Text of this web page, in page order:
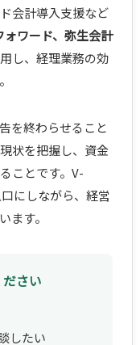
会計導入支援など
ワード、弥生会計
し、経理業務の効
を終わらせること
状を把握し、資金
ことです。V-
にしながら、経営
ます。
さい
したい